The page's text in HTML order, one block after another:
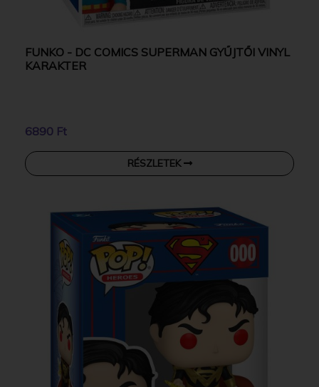
FUNKO - DC COMICS SUPERMAN GYŰJTŐI VINYL
KARAKTER
6890 Ft
RÉSZLETEK